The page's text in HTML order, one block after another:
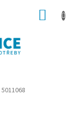
5011068